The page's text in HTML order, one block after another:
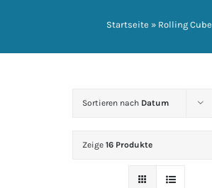
Startseite » Rolling Cube
Sortieren nach Datum
Zeige 16 Produkte